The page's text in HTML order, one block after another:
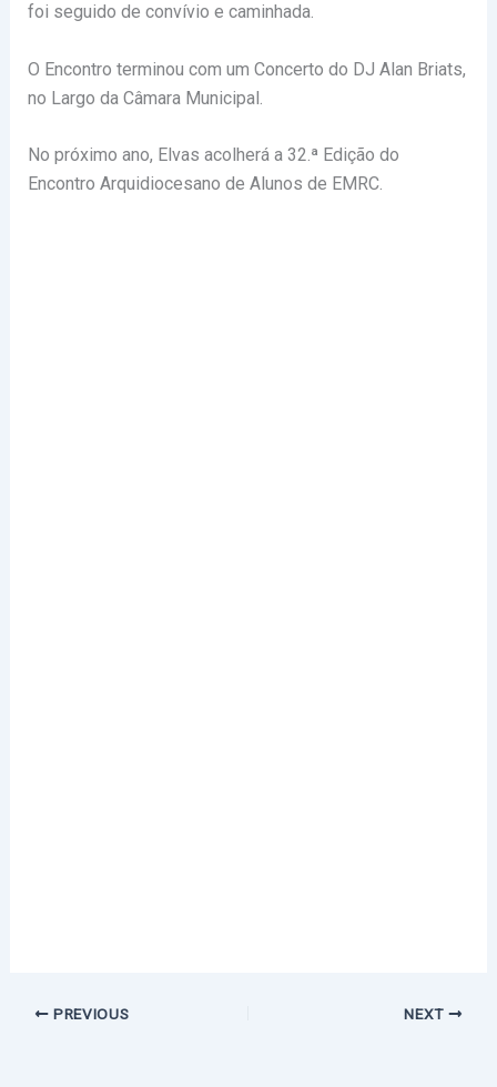
foi seguido de convívio e caminhada.
O Encontro terminou com um Concerto do DJ Alan Briats,
no Largo da Câmara Municipal.
No próximo ano, Elvas acolherá a 32.ª Edição do
Encontro Arquidiocesano de Alunos de EMRC.
PREVIOUS NEXT